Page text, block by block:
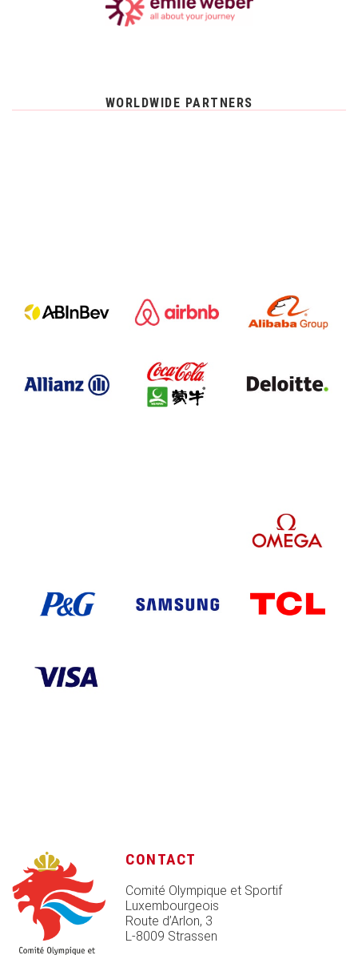
WORLDWIDE PARTNERS
CONTACT
Comité Olympique et Sportif
Luxembourgeois
Route d’Arlon, 3
L-8009 Strassen